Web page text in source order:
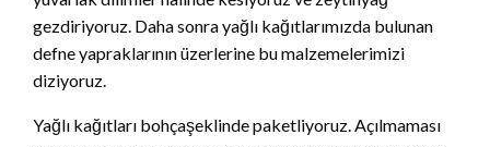
gezdiriyoruz. Daha sonra yağlı kağıtlarımızda bulunan
defne yapraklarının üzerlerine bu malzemelerimizi
diziyoruz.
Yağlı kağıtları bohçaşeklinde paketliyoruz. Açılmaması